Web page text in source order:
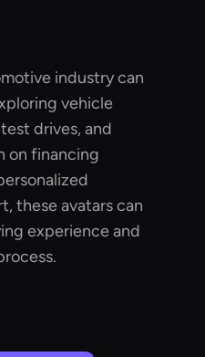
industry can
vehicle
drives, and
on financing
these avatars can
experience and